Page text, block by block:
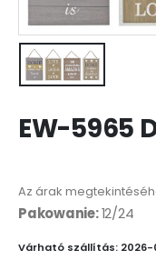
EW-5965
Az árak
Pakowanie:12/24
Várható szállítás: 2026-